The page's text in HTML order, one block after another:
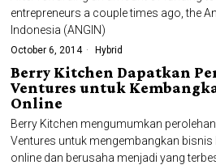
entrepreneurs a couple times ago, the
Indonesia (ANGIN)
October 6, 2014 Hybrid
Berry Kitchen Dapatkan
Ventures untuk
Online
Berry Kitchen mengumumkan
Ventures untuk mengembangkan
online dan berusaha menjadi yang